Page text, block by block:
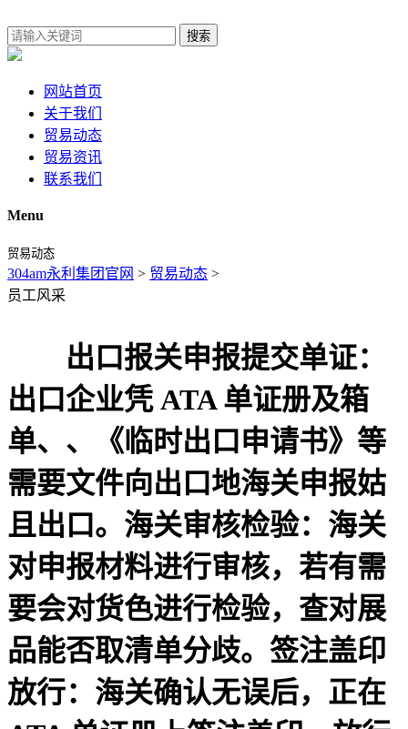
搜索
网站首页
关于我们
贸易动态
贸易资讯
联系我们
Menu
贸易动态
304am永利集团官网 > 贸易动态 >
员工风采
出口报关申报提交单证：
出口企业凭 ATA 单证册及箱
单、、《临时出口申请书》等
需要文件向出口地海关申报姑
且出口。海关审核检验：海关
对申报材料进行审核，若有需
要会对货色进行检验，查对展
品能否取清单分歧。签注盖印
放行：海关确认无误后，正在